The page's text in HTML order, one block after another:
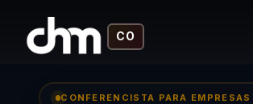
CO
CONFERENCISTA PARA